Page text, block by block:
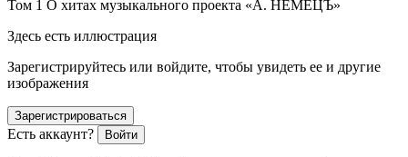
Том 1 О хитах музыкального проекта «А. НЕМЕЦЪ»
Здесь есть иллюстрация
Зарегистрируйтесь или войдите, чтобы увидеть ее и другие
изображения
Зарегистрироваться
Есть аккаунт? Войти